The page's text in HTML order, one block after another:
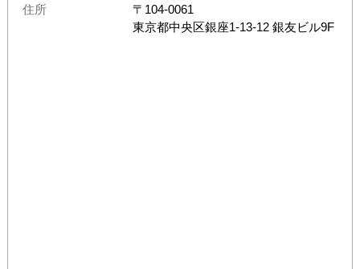
住所 〒 104-0061
東京都中央区銀座1-13-12 銀友ビル9F